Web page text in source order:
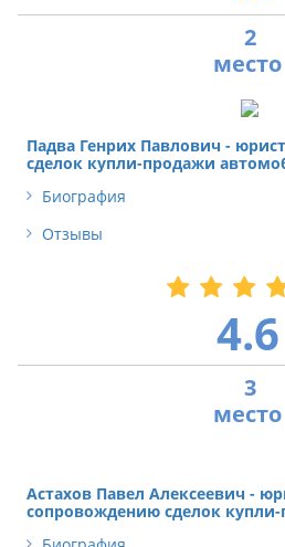
2
Падва Генрих Павлович -
сделок купли-продажи
Биография
Отзывы
4.6
3
Астахов Павел Алексеевич -
сопровождению сделок